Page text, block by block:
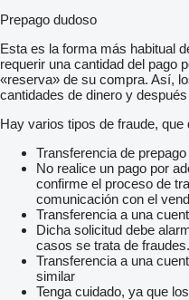
Prepago dudoso
Esta es la forma más habitual
requerir una cantidad del pago
«reserva» de su compra. Así,
cantidades de dinero y
Hay varios tipos de fraude, que
Transferencia de
No realice un pago por
confirme el proceso de
comunicación con el
Transferencia a una
Dicha solicitud debe
casos se trata de fraudes.
Transferencia a una
similar
Tenga cuidado, ya que